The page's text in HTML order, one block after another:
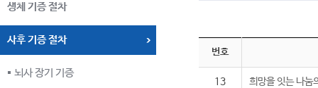
생체 기증 절차
사후 기증 절차
뇌사 장기 기증
번호
13 희망을 잇는 나눔